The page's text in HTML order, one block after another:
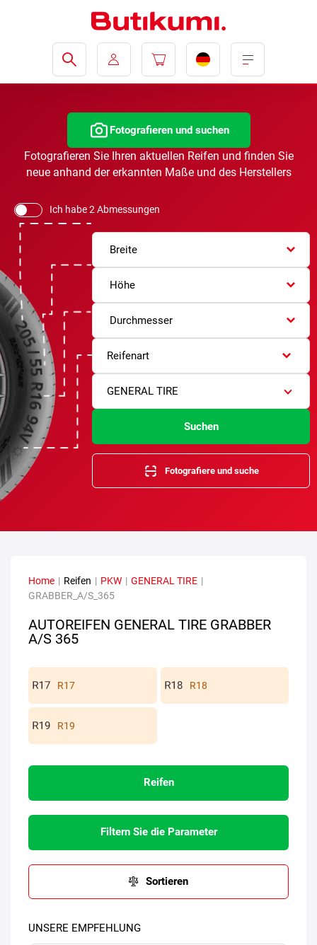
Fotografieren und suchen
Fotografieren Sie Ihren aktuellen Reifen und finden Sie
neue anhand der erkannten Maße und des Herstellers
Ich habe 2 Abmessungen
Breite
Höhe
Durchmesser
Reifenart
GENERAL TIRE
Suchen
Fotografiere und suche
Home | Reifen | PKW | GENERAL TIRE |
GRABBER_A/S_365
AUTOREIFEN GENERAL TIRE GRABBER
A/S 365
R17 R18
R19
Reifen
Filtern Sie die Parameter
Sortieren
UNSERE EMPFEHLUNG